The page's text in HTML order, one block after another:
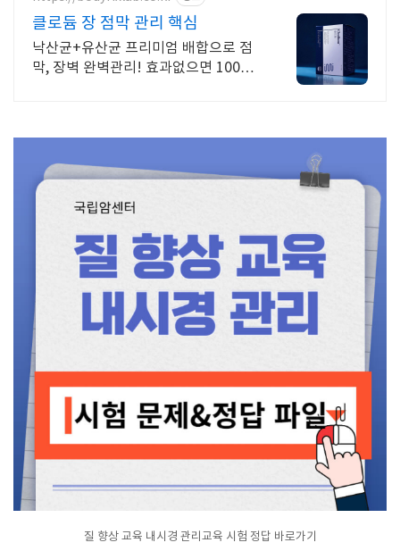
클로듐 장 점막 관리 핵심
낙산균+유산균 프리미엄 배합으로 점
막, 장벽 완벽관리! 효과없으면 100%
질 향상 교육 내시경 관리교육 시험 정답 바로가기